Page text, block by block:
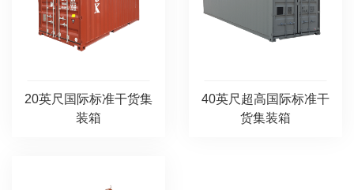
20英尺国际标准干货集
装箱
40英尺超高国际标准干
货集装箱